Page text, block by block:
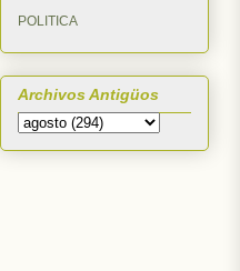
POLITICA
Archivos Antigüos